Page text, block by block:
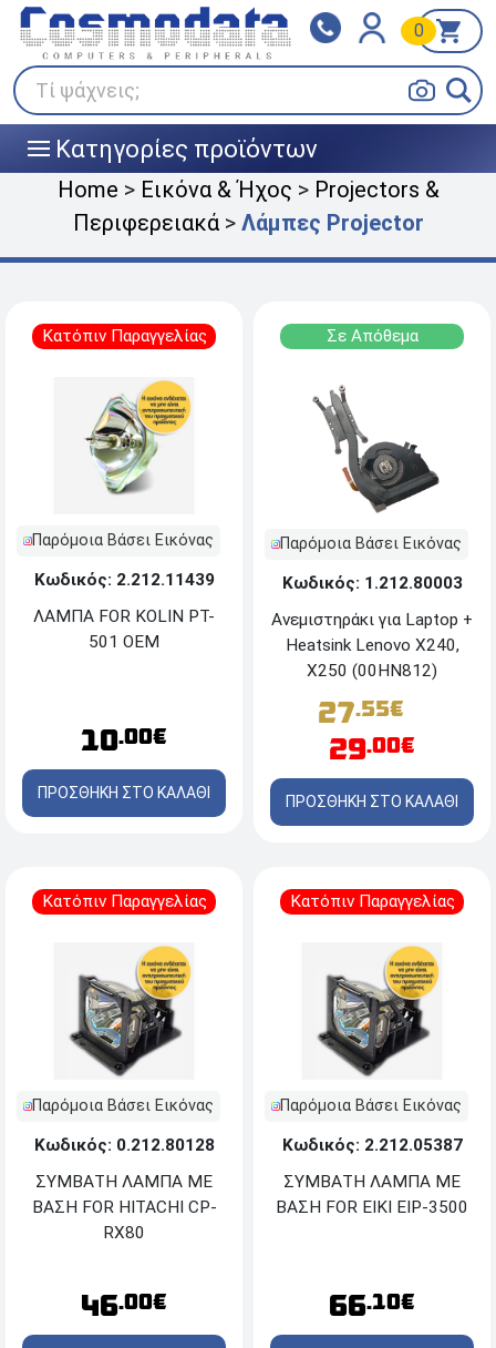
Τί ψάχνεις;
0
||| Κατηγορίες προϊόντων
Klarna
Πληρώστε σε 3
άτοκες δόσεις
BOX NOW
Home > Εικόνα & Ήχος > Projectors &
Περιφερειακά> Λάμπες Projector
Κατόπιν Παραγγελίας
Παρόμοια Βάσει Εικόνας
Κωδικός: 2.212.11439
ΛΑΜΠΑ FOR KOLIN PT-
501 OEM
10.00€
ΠΡΟΣΘΗΚΗ ΣΤΟ ΚΑΛΑΘΙ
Σε Απόθεμα
Παρόμοια Βάσει Εικόνας
Κωδικός: 1.212.80003
Ανεμιστηράκι για Laptop +
Heatsink Lenovo X240,
X250 (00HN812)
27.55€
29.00€
ΠΡΟΣΘΗΚΗ ΣΤΟ ΚΑΛΑΘΙ
Κατόπιν Παραγγελίας
Παρόμοια Βάσει Εικόνας
Κωδικός: 0.212.80128
ΣΥΜΒΑΤΗ ΛΑΜΠΑ ΜΕ
ΒΑΣΗ FOR HITACHI CP-
RX80
46.00€
Κατόπιν Παραγγελίας
Παρόμοια Βάσει Εικόνας
Κωδικός: 2.212.05387
ΣΥΜΒΑΤΗ ΛΑΜΠΑ ΜΕ
ΒΑΣΗ FOR EIKI EIP-3500
66.10€